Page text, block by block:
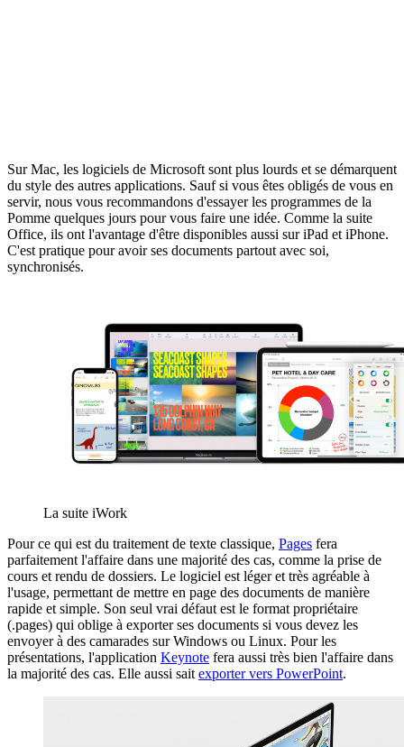
Sur Mac, les logiciels de Microsoft sont plus lourds et se démarquent
du style des autres applications. Sauf si vous êtes obligés de vous en
servir, nous vous recommandons d'essayer les programmes de la
Pomme quelques jours pour vous faire une idée. Comme la suite
Office, ils ont l'avantage d'être disponibles aussi sur iPad et iPhone.
C'est pratique pour avoir ses documents partout avec soi,
synchronisés.
La suite iWork
Pour ce qui est du traitement de texte classique, Pages fera
parfaitement l'affaire dans une majorité des cas, comme la prise de
cours et rendu de dossiers. Le logiciel est léger et très agréable à
l'usage, permettant de mettre en page des documents de manière
rapide et simple. Son seul vrai défaut est le format propriétaire
(.pages) qui oblige à exporter ses documents si vous devez les
envoyer à des camarades sur Windows ou Linux. Pour les
présentations, l'application Keynote fera aussi très bien l'affaire dans
la majorité des cas. Elle aussi sait exporter vers PowerPoint.